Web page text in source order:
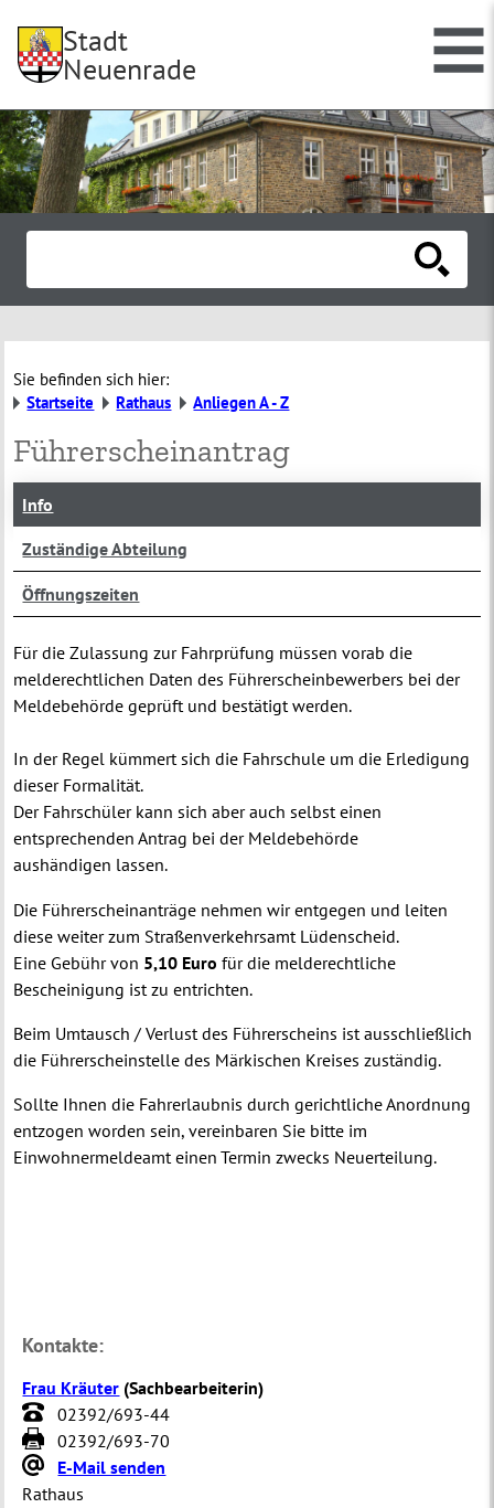
Stadt
Neuenrade
Sie befinden sich hier:
Startseite
Rathaus Anliegen A - Z
Führerscheinantrag
Info
Zuständige Abteilung
Öffnungszeiten
Für die Zulassung zur Fahrprüfung müssen vorab die
melderechtlichen Daten des Führerscheinbewerbers bei der
Meldebehörde geprüft und bestätigt werden.
In der Regel kümmert sich die Fahrschule um die Erledigung
dieser Formalität.
Der Fahrschüler kann sich aber auch selbst einen
entsprechenden Antrag bei der Meldebehörde
aushändigen lassen.
Die Führerscheinanträge nehmen wir entgegen und leiten
diese weiter zum Straßenverkehrsamt Lüdenscheid.
Eine Gebühr von 5,10 Euro für die melderechtliche
Bescheinigung ist zu entrichten.
Beim Umtausch / Verlust des Führerscheins ist ausschließlich
die Führerscheinstelle des Märkischen Kreises zuständig.
Sollte Ihnen die Fahrerlaubnis durch gerichtliche Anordnung
entzogen worden sein, vereinbaren Sie bitte im
Einwohnermeldeamt einen Termin zwecks Neuerteilung.
Kontakte:
Frau Kräuter (Sachbearbeiterin)
02392/693-44
02392/693-70
E-Mail senden
Rathaus